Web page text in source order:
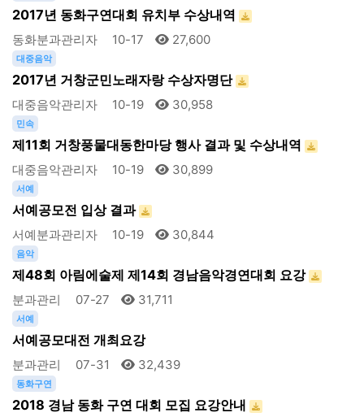
2017년 동화구연대회 유치부 수상내역
동화분과관리자 10-17 27,600
대중음악
2017년 거창군민노래자랑 수상자명단
대중음악관리자 10-19 30,958
민속
제11회 거창풍물대동한마당 행사 결과 및 수상내역
대중음악관리자 10-19 30,899
서예
서예공모전 입상 결과
서예분과관리자 10-19 30,844
음악
제48회 아림에술제 제14회 경남음악경연대회 요강
분과관리 07-27 31,711
서예
서예공모대전 개최요강
분과관리 07-31 32,439
동화구연
2018 경남 동화 구연 대회 모집 요강안내